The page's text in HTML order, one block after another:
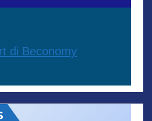
di Beconomy